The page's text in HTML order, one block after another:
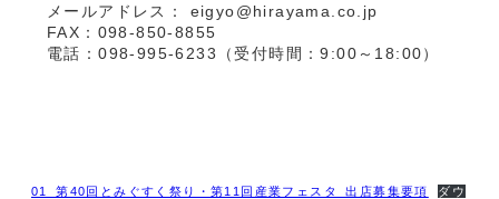
メールアドレス： eigyo@hirayama.co.jp
FAX：098-850-8855
電話：098-995-6233（受付時間：9:00～18:00）
01_第40回とみぐすく祭り・第11回産業フェスタ_出店募集要項
ダウ